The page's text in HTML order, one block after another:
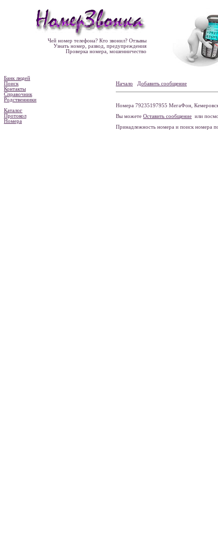
Чей номер телефона? Кто звонил? Отзывы
Узнать номер, развод, предупреждения
Проверка номера, мошенничество
Банк людей
Поиск
Контакты
Справочник
Родственники
Каталог
Протокол
Номера
Начало Добавить сообщение
Номера 79235197955 МегаФон,
Вы можете Оставить сообщение или
Принадлежность номера и поиск номера